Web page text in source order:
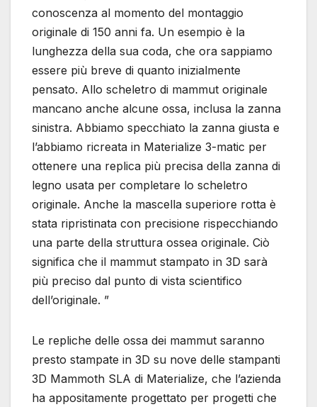
conoscenza al momento del montaggio
originale di 150 anni fa. Un esempio è la
lunghezza della sua coda, che ora sappiamo
essere più breve di quanto inizialmente
pensato. Allo scheletro di mammut originale
mancano anche alcune ossa, inclusa la zanna
sinistra. Abbiamo specchiato la zanna giusta e
l’abbiamo ricreata in Materialize 3-matic per
ottenere una replica più precisa della zanna di
legno usata per completare lo scheletro
originale. Anche la mascella superiore rotta è
stata ripristinata con precisione rispecchiando
una parte della struttura ossea originale. Ciò
significa che il mammut stampato in 3D sarà
più preciso dal punto di vista scientifico
dell’originale. ”
Le repliche delle ossa dei mammut saranno
presto stampate in 3D su nove delle stampanti
3D Mammoth SLA di Materialize, che l’azienda
ha appositamente progettato per progetti che